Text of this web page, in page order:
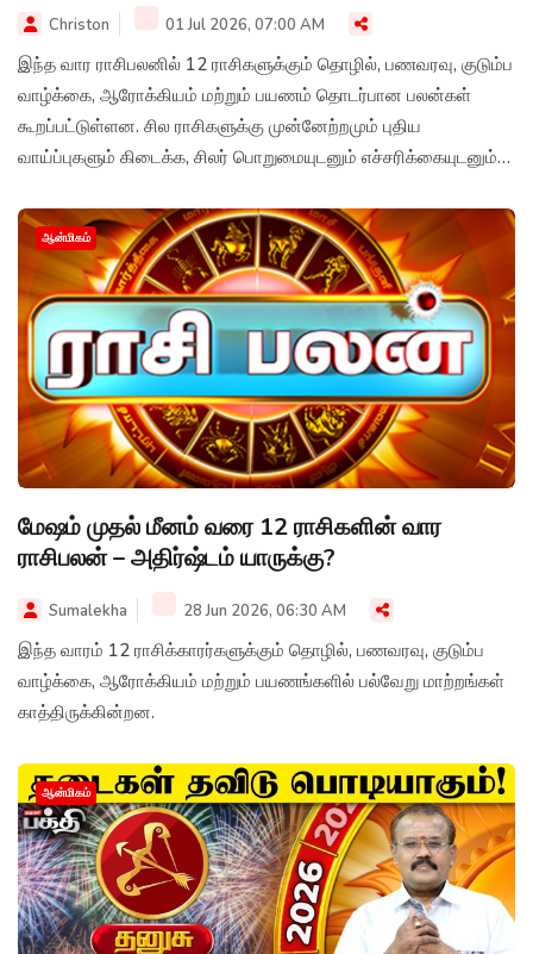
Christon 01 Jul 2026, 07:00 AM
இந்த வார ராசிபலனில் 12 ராசிகளுக்கும் தொழில், பணவரவு, குடும்ப
வாழ்க்கை, ஆரோக்கியம் மற்றும் பயணம் தொடர்பான பலன்கள்
கூறப்பட்டுள்ளன. சில ராசிகளுக்கு முன்னேற்றமும் புதிய
வாய்ப்புகளும் கிடைக்க, சிலர் பொறுமையுடனும் எச்சரிக்கையுடனும்
ஆன்மிகம்
மேஷம் முதல் மீனம் வரை 12 ராசிகளின் வார
ராசிபலன் – அதிர்ஷ்டம் யாருக்கு?
Sumalekha 28 Jun 2026, 06:30 AM
இந்த வாரம் 12 ராசிக்காரர்களுக்கும் தொழில், பணவரவு, குடும்ப
வாழ்க்கை, ஆரோக்கியம் மற்றும் பயணங்களில் பல்வேறு மாற்றங்கள்
காத்திருக்கின்றன.
ஆன்மிகம்